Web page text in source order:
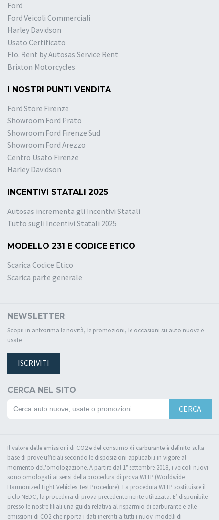
Ford
Ford Veicoli Commerciali
Harley Davidson
Usato Certificato
Flo. Rent by Autosas Service Rent
Brixton Motorcycles
I NOSTRI PUNTI VENDITA
Ford Store Firenze
Showroom Ford Prato
Showroom Ford Firenze Sud
Showroom Ford Arezzo
Centro Usato Firenze
Harley Davidson
INCENTIVI STATALI 2025
Autosas incrementa gli Incentivi Statali
Tutto sugli Incentivi Statali 2025
MODELLO 231 E CODICE ETICO
Scarica Codice Etico
Scarica parte generale
NEWSLETTER
Scopri in anteprima le novità, le promozioni, le occasioni su auto nuove e
usate
ISCRIVITI
CERCA NEL SITO
CERCA
Il valore delle emissioni di CO2 e del consumo di carburante è definito sulla
base di prove ufficiali secondo le disposizioni applicabili in vigore al
momento dell'omologazione. A partire dal 1° settembre 2018, i veicoli nuovi
sono omologati ai sensi della procedura di prova WLTP (Worldwide
Harmonized Light Vehicles Test Procedure). La procedura WLTP sostituisce il
ciclo NEDC, la procedura di prova precedentemente utilizzata. E’ disponibile
presso le nostre filiali una guida relativa al risparmio di carburante e alle
emissioni di CO2 che riporta i dati inerenti a tutti i nuovi modelli di